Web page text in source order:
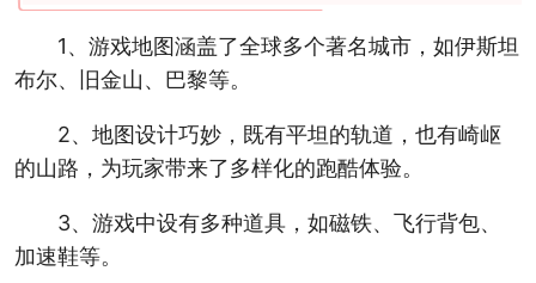
1、游戏地图涵盖了全球多个著名城市，如伊斯坦
布尔、旧金山、巴黎等。
2、地图设计巧妙，既有平坦的轨道，也有崎岖
的山路，为玩家带来了多样化的跑酷体验。
3、游戏中设有多种道具，如磁铁、飞行背包、
加速鞋等。